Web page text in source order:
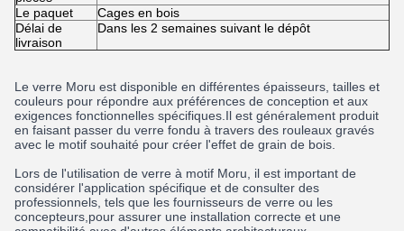
Le paquet
Cages en bois
Délai de
livraison
Dans les 2 semaines suivant le dépôt
Le verre Moru est disponible en différentes épaisseurs, tailles et
couleurs pour répondre aux préférences de conception et aux
exigences fonctionnelles spécifiques.Il est généralement produit
en faisant passer du verre fondu à travers des rouleaux gravés
avec le motif souhaité pour créer l'effet de grain de bois.
Lors de l'utilisation de verre à motif Moru, il est important de
considérer l'application spécifique et de consulter des
professionnels, tels que les fournisseurs de verre ou les
concepteurs,pour assurer une installation correcte et une